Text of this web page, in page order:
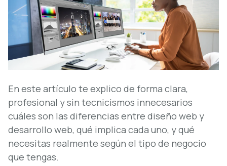
En este artículo te explico de forma clara,
profesional y sin tecnicismos innecesarios
cuáles son las diferencias entre diseño web y
desarrollo web, qué implica cada uno, y qué
necesitas realmente según el tipo de negocio
que tengas.